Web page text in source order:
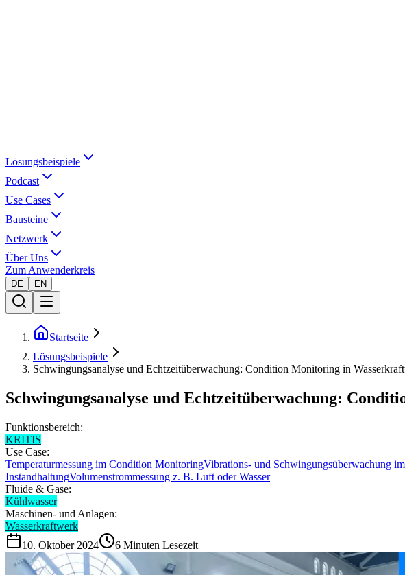
Lösungsbeispiele
Podcast
Use Cases
Bausteine
Netzwerk
Über Uns
Zum Anwenderkreis
DE EN
Startseite
Lösungsbeispiele
Schwingungsanalyse und Echtzeitüberwachung: Condition Monitoring in
Schwingungsanalyse und Echtzeitüberwachung:
Funktionsbereich:
KRITIS
Use Case:
Temperaturmessung im Condition MonitoringVibrations- und Schwingungsüberwachung
InstandhaltungVolumenstrommessung z. B. Luft oder Wasser
Fluide & Gase:
Kühlwasser
Maschinen- und Anlagen:
Wasserkraftwerk
10. Oktober 2024
6 Minuten Lesezeit